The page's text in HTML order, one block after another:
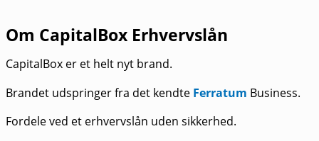
Om CapitalBox Erhvervslån
CapitalBox er et helt nyt brand.
Brandet udspringer fra det kendte Ferratum Business.
Fordele ved et erhvervslån uden sikkerhed.